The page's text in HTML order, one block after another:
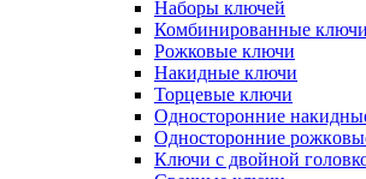
Наборы ключей
Комбинированные ключи
Рожковые ключи
Накидные ключи
Торцевые ключи
Односторонние
Oднocтopoнниe
Ключи с двойной